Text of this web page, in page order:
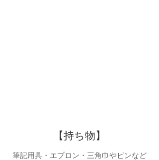
【持ち物】
筆記用具・エプロン・三角巾やピンなど